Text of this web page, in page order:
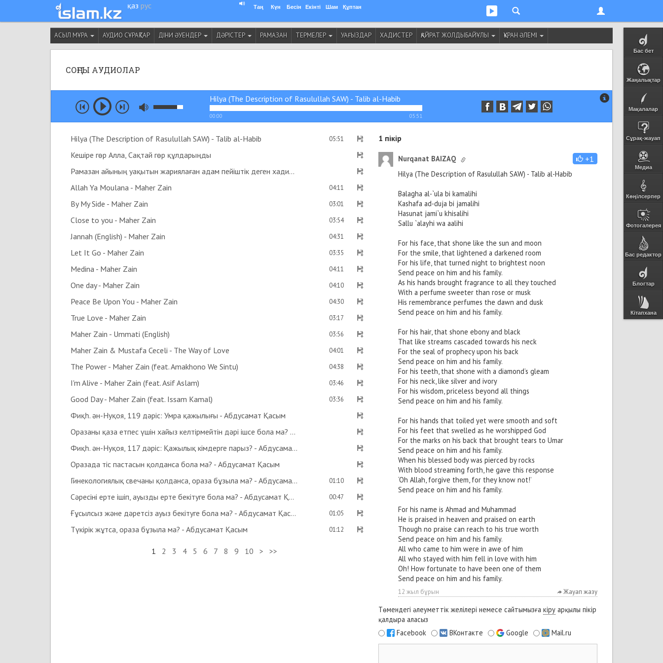
қаз рус Таң Күн Бесін Екінті Шам Құптан
Бас бет
Жаңалықтар
Мақалалар
Сұрақ-жауап
Медиа
Көңілсерпер
Фотогалерея
Бас редактор
Блогтар
Кітапхана
АСЫЛ МҰРА АУДИО СҰРАҚТАР ДІНИ ӘУЕНДЕР ДӘРІСТЕР РАМАЗАН ТЕРМЕЛЕР УАҒЫЗДАР ХАДИСТЕР ҚАЙРАТ ЖОЛДЫБАЙҰЛЫ ҚҰРАН ӘЛЕМІ
СОҢҒЫ АУДИОЛАР
Hilya (The Description of Rasulullah SAW) - Talib al-Habib
00:00 05:51
Hilya (The Description of Rasulullah SAW) - Talib al-Habib 05:51
Кешіре гөр Алла, Сақтай гөр құлдарыңды
Рамазан айының уақытын жариялаған адам пейіштік деген хадис бар ма? - Абдусамат Қасым
Allah Ya Moulana - Maher Zain
04:11
By My Side - Maher Zain 03:01
Close to you - Maher Zain 03:54
Jannah (English) - Maher Zain 04:31
Let It Go - Maher Zain 03:35
Medina - Maher Zain 04:11
One day - Maher Zain 04:10
Peace Be Upon You - Maher Zain 04:30
True Love - Maher Zain 03:17
Maher Zain - Ummati (English) 03:56
Maher Zain & Mustafa Ceceli - The Way of Love 04:01
The Power - Maher Zain (feat. Amakhono We Sintu) 04:38
I'm Alive - Maher Zain (feat. Asif Aslam) 03:46
Good Day - Maher Zain (feat. Issam Kamal) 03:36
Фиқһ. ән-Нуқоя, 119 дәріс: Умра қажылығы - Абдусамат Қасым
Оразаны қаза етпес үшін хайыз келтірмейтін дәрі ішсе бола ма? Көзге дәрі тамызса ораза бұзыла ма? - Абдусамат Қасым
Фиқһ. ән-Нуқоя, 117 дәріс: Қажылық кімдерге парыз? - Абдусамат Қасым
Оразада тіс пастасын қолданса бола ма? - Абдусамат Қасым
Гинекологиялық свечаны қолданса, ораза бұзыла ма? - Абдусамат Қасым
01:10
Сәресіні ерте ішіп, ауызды ерте бекітуге бола ма? - Абдусамат Қасым 00:47
Ғұсылсыз және дәретсіз ауыз бекітуге бола ма? - Абдусамат Қасым 01:05
Түкірік жұтса, ораза бұзыла ма? - Абдусамат Қасым 01:12
1 2 3 4 5 6 7 8 9 10 > >>
1 пікір
Nurqanat BAIZAQ +1
Hilya (The Description of Rasulullah SAW) - Talib al-Habib
Balagha al-`ula bi kamalihi
Kashafa ad-duja bi jamalihi
Hasunat jami`u khisalihi
Sallu `alayhi wa aalihi
For his face, that shone like the sun and moon
For the smile, that lightened a darkened room
For his life, that turned night to brightest noon
Send peace on him and his family.
As his hands brought fragrance to all they touched
With a perfume sweeter than rose or musk
His remembrance perfumes the dawn and dusk
Send peace on him and his family.
For his hair, that shone ebony and black
That like streams cascaded towards his neck
For the seal of prophecy upon his back
Send peace on him and his family.
For his teeth, that shone with a diamond’s gleam
For his neck, like silver and ivory
For his wisdom, priceless beyond all things
Send peace on him and his family.
For his hands that toiled yet were smooth and soft
For his feet that swelled as he worshipped God
For the marks on his back that brought tears to Umar
Send peace on him and his family.
When his blessed body was pierced by rocks
With blood streaming forth, he gave this response
‘Oh Allah, forgive them, for they know not!’
Send peace on him and his family.
For his name is Ahmad and Muhammad
He is praised in heaven and praised on earth
Though no praise can reach to his true worth
Send peace on him and his family.
All who came to him were in awe of him
All who stayed with him fell in love with him
Oh! How fortunate to have been one of them
Send peace on him and his family.
12 жыл бұрын Жауап жазу
Төмендегі әлеуметтік желілері немесе сайтымызға кіруарқылы пікір
қалдыра аласыз
Facebook
ВКонтакте Google Mail.ru